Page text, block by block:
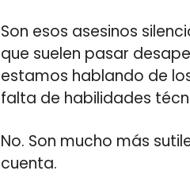
Son esos asesinos
que suelen pasar
estamos hablando de
falta de habilidades
No. Son mucho más
cuenta.